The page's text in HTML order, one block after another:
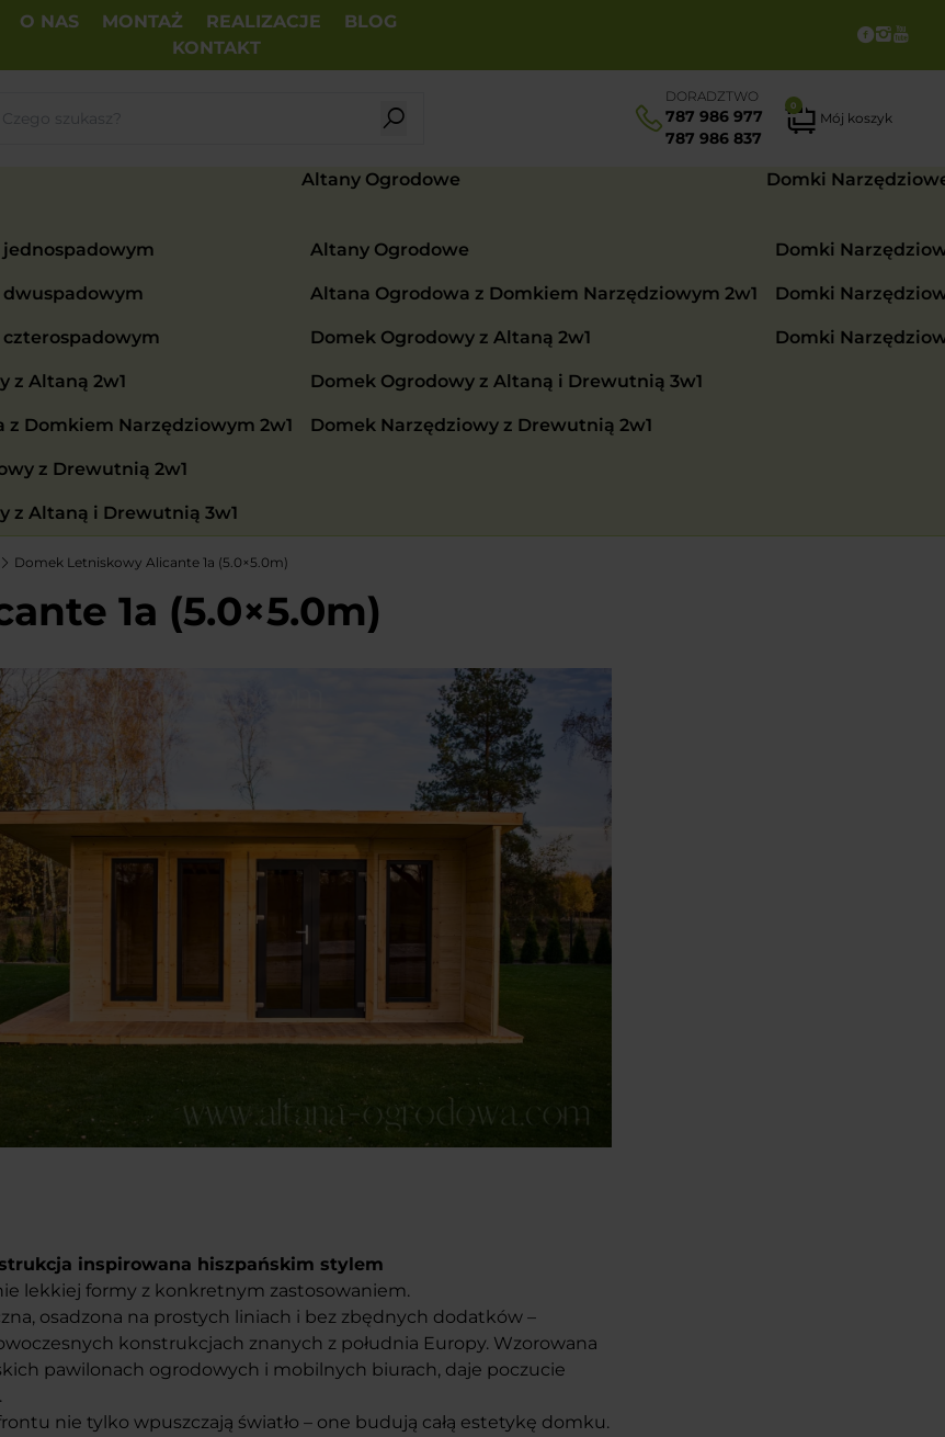
O NAS MONTAŻ REALIZACJE
BLOG
KONTAKT
DORADZTWO
787 986 977
787 986 837
0
Mój koszyk
z Altaną 2w1
z Domkiem Narzędziowym 2w1
z Drewutnią 2w1
z Altaną i Drewutnią 3w1
Altany Ogrodowe
Altany Ogrodowe
Altana Ogrodowa z Domkiem Narzędziowym 2w1
Domek Ogrodowy z Altaną 2w1
Domek Ogrodowy z Altaną i Drewutnią 3w1
Domek Narzędziowy z Drewutnią 2w1
Domki
Domki
Domki
Domki
Domek Letniskowy Alicante 1a (5.0×5.0m)
1a (5.0×5.0m)
inspirowana hiszpańskim stylem
lekkiej formy z konkretnym zastosowaniem.
osadzona na prostych liniach i bez zbędnych dodatków –
konstrukcjach znanych z południa Europy. Wzorowana
pawilonach ogrodowych i mobilnych biurach, daje poczucie
nie tylko wpuszczają światło – one budują całą estetykę domku.